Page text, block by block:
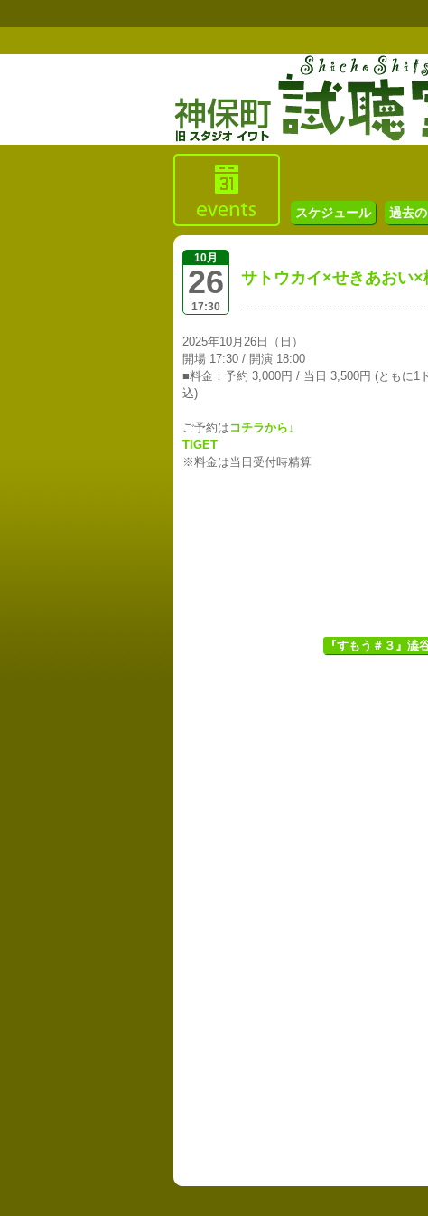
スケジュール 過去
10月
26
17:30
サトウカイ×せきあおい
2025年10月26日（日）
開場 17:30 / 開演 18:00
■料金：予約 3,000円 / 当日 3,500円 (ともに1
込)
ご予約は コチラから↓
TIGET
※料金は当日受付時精算
『すもう＃３』澁